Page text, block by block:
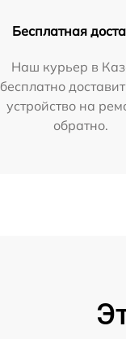
Бесплатная
Наш курьер в
бесплатно
устройство на
обратно.